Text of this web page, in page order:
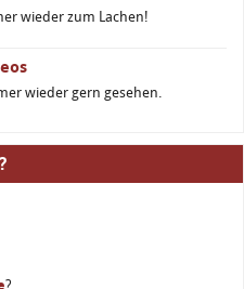
wieder zum Lachen!
wieder gern gesehen.
?